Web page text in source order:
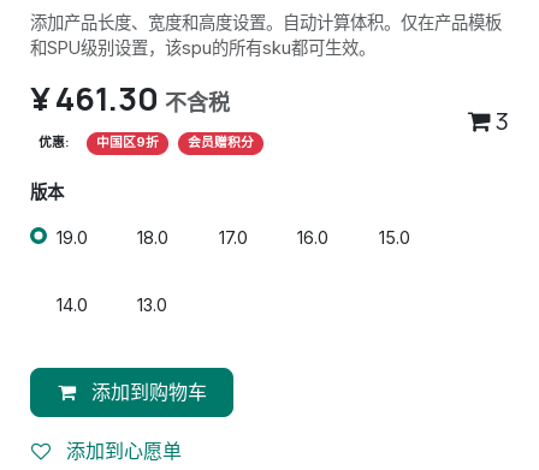
添加产品长度、宽度和高度设置。自动计算体积。仅在产品模板
和SPU级别设置，该spu的所有sku都可生效。
¥461.30 不含税
优惠: 中国区9折 会员赠积分
3
版本
19.0 18.0 17.0 16.0 15.0
14.0 13.0
添加到购物车
添加到心愿单